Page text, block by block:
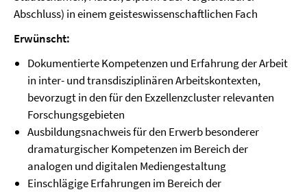
Abschluss) in einem geisteswissenschaftlichen Fach
Erwünscht:
Dokumentierte Kompetenzen und Erfahrung der Arbeit
in inter- und transdisziplinären Arbeitskontexten,
bevorzugt in den für den Exzellenzcluster relevanten
Forschungsgebieten
Ausbildungsnachweis für den Erwerb besonderer
dramaturgischer Kompetenzen im Bereich der
analogen und digitalen Mediengestaltung
Einschlägige Erfahrungen im Bereich der